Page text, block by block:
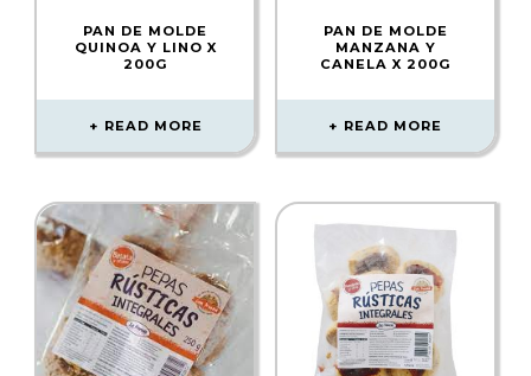
PAN DE MOLDE
QUINOA Y LINO X
200G
READ MORE
PAN DE MOLDE
MANZANA Y
CANELA X 200G
READ MORE